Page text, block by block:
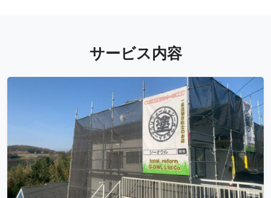
サービス内容